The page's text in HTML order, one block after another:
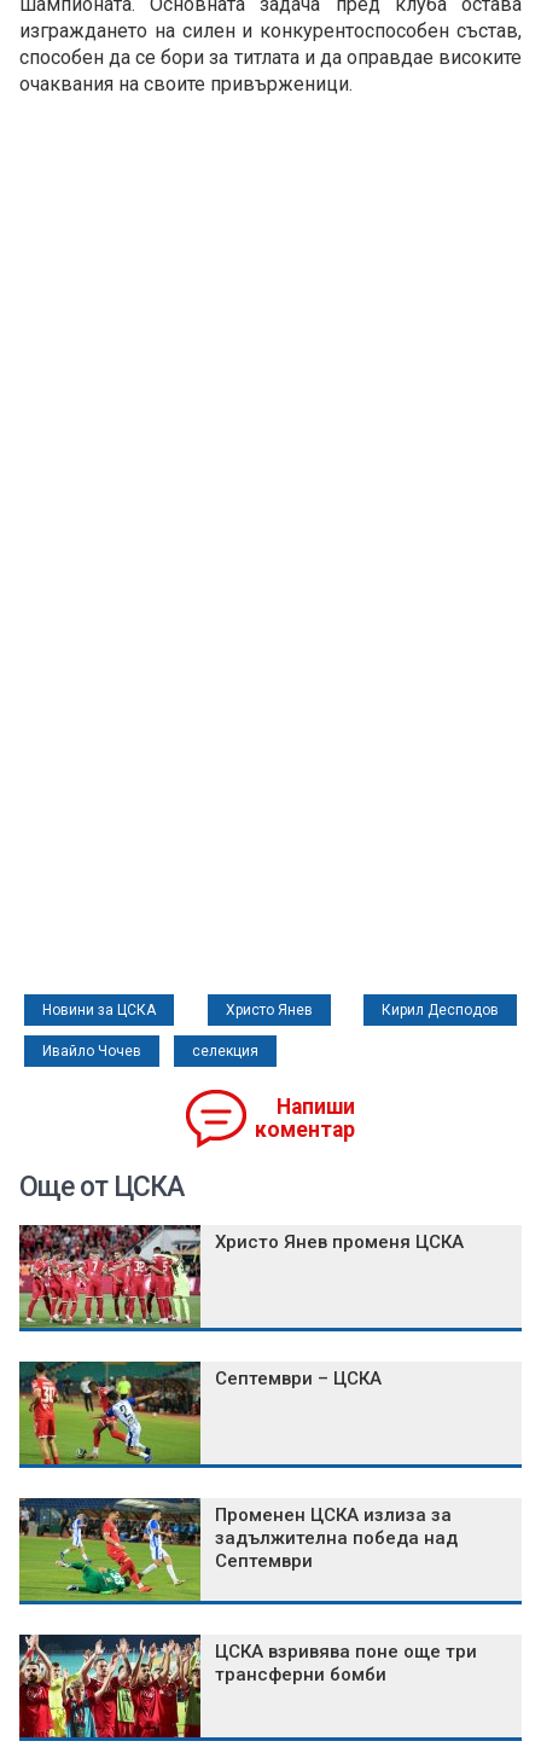
изграждането на силен и конкурентоспособен състав,
способен да се бори за титлата и да оправдае високите
очаквания на своите привърженици.
Новини за ЦСКА Христо Янев Кирил Десподов
Ивайло Чочев селекция
Напиши
коментар
Още от ЦСКА
Христо Янев променя ЦСКА
Септември – ЦСКА
Променен ЦСКА излиза за
задължителна победа над
Септември
ЦСКА взривява поне още три
трансферни бомби